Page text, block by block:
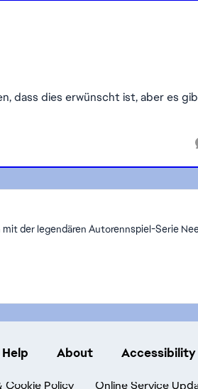
dass dies erwünscht ist, aber es
der legendären Autorennspiel-Serie
Help About Accessibility
Cookie Policy Online Service